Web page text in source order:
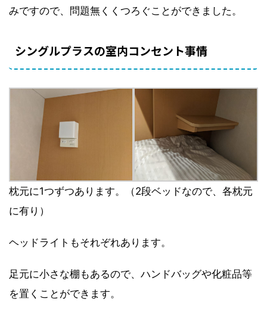
みですので、問題無くくつろぐことができました。
シングルプラスの室内コンセント事情
枕元に1つずつあります。（2段ベッドなので、各枕元
に有り）
ヘッドライトもそれぞれあります。
足元に小さな棚もあるので、ハンドバッグや化粧品等
を置くことができます。